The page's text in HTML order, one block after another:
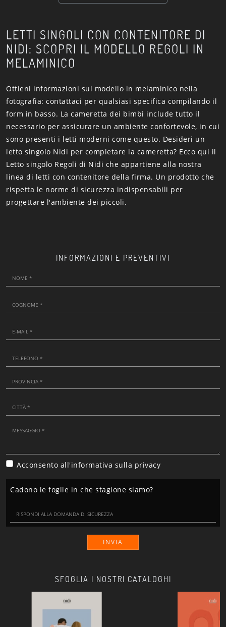
LETTI SINGOLI CON CONTENITORE DI
NIDI: SCOPRI IL MODELLO REGOLI IN
MELAMINICO
Ottieni informazioni sul modello in melaminico nella
fotografia: contattaci per qualsiasi specifica compilando il
form in basso. La cameretta dei bimbi include tutto il
necessario per assicurare un ambiente confortevole, in cui
sono presenti i letti moderni come questo. Desideri un
letto singolo Nidi per completare la cameretta? Ecco qui il
Letto singolo Regoli di Nidi che appartiene alla nostra
linea di letti con contenitore della firma. Un prodotto che
rispetta le norme di sicurezza indispensabili per
progettare l'ambiente dei piccoli.
SFOGLIA I NOSTRI CATALOGHI
INFORMAZIONI E PREVENTIVI
Acconsento all'informativa sulla privacy
Cadono le foglie in che stagione siamo?
INVIA